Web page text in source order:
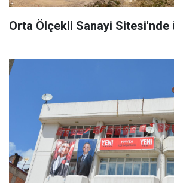
Orta Ölçekli Sanayi Sitesi'nde